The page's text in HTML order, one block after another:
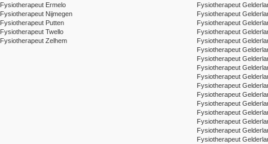
Fysiotherapeut Ermelo
Fysiotherapeut Nijmegen
Fysiotherapeut Putten
Fysiotherapeut Twello
Fysiotherapeut Zelhem
Fysiotherapeut
Fysiotherapeut
Fysiotherapeut
Fysiotherapeut
Fysiotherapeut
Fysiotherapeut
Fysiotherapeut
Fysiotherapeut
Fysiotherapeut
Fysiotherapeut
Fysiotherapeut
Fysiotherapeut
Fysiotherapeut
Fysiotherapeut
Fysiotherapeut
Fysiotherapeut